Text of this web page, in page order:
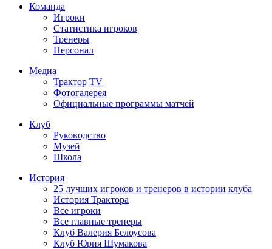
Команда
Игроки
Статистика игроков
Тренеры
Персонал
Медиа
Трактор TV
Фотогалерея
Официальные программы матчей
Клуб
Руководство
Музей
Школа
История
25 лучших игроков и тренеров в истории клуба
История Трактора
Все игроки
Все главные тренеры
Клуб Валерия Белоусова
Клуб Юрия Шумакова